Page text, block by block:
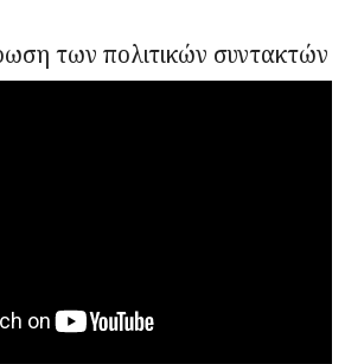
των πολιτικών συντακτών